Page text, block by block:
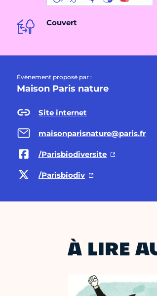
Couvert
Évènement proposé par :
Maison Paris nature
Site internet
maisonparisnature@paris.fr
/Parisbiodiversite
/Parisbiodiv
À LIRE